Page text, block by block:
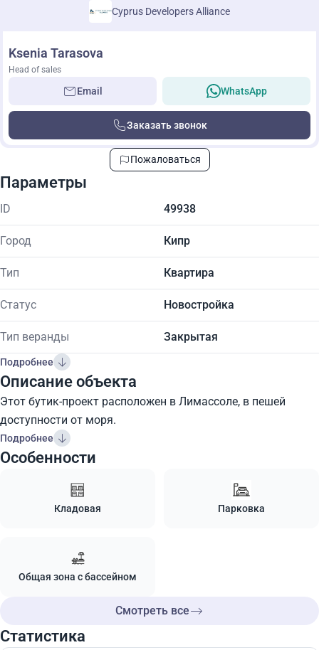
Cyprus Developers Alliance
Ksenia Tarasova
Head of sales
Email WhatsApp
Заказать звонок
Пожаловаться
Параметры
ID 49938
Город Кипр
Тип Квартира
Статус Новостройка
Тип веранды Закрытая
Подробнее
Описание объекта
Этот бутик-проект расположен в Лимассоле, в пешей
доступности от моря.
Подробнее
Особенности
Кладовая Парковка
Общая зона с бассейном
Смотреть все
Статистика